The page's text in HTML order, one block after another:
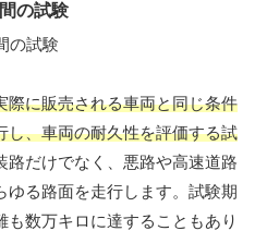
の試験
際に販売される車両と同じ条件
し、車両の耐久性を評価する試
路だけでなく、悪路や高速道路
ゆる路面を走行します。試験期
数万キロに達することもあり